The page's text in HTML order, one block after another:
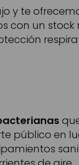
y te
con un
público en